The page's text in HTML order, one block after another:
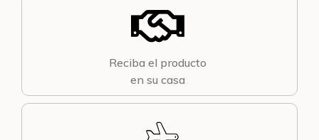
Reciba el producto
en su casa